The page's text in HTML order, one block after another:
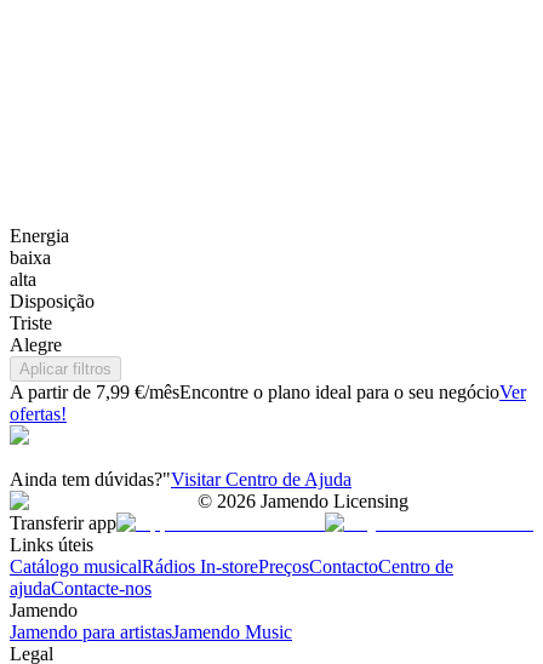
Energia
baixa
alta
Disposição
Triste
Alegre
Aplicar filtros
A partir de 7,99 €/mêsEncontre o plano ideal para o seu negócioVer
ofertas!
Ainda tem dúvidas?"Visitar Centro de Ajuda
© 2026 Jamendo Licensing
Transferir app
Links úteis
Catálogo musicalRádios In-storePreçosContactoCentro de
ajudaContacte-nos
Jamendo
Jamendo para artistasJamendo Music
Legal